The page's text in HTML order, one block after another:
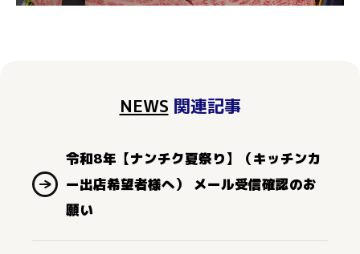
NEWS 関連記事
令和8年【ナンチク夏祭り】（キッチンカ
ー出店希望者様へ） メール受信確認のお
願い